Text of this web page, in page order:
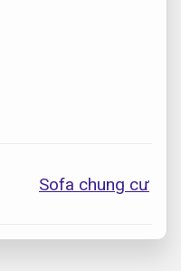
Sofa chung cư